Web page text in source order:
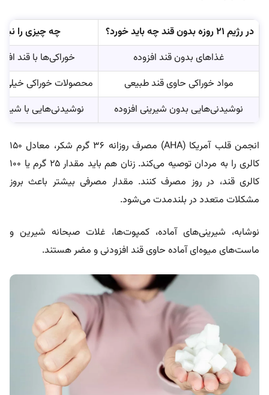
در رژیم ۲۱ روزه بدون قند چه باید خورد؟
چه چیزی را
غذاهای بدون قند افزوده
خوراکی‌ها با قند
مواد خوراکی حاوی قند طبیعی
محصولات خوراکی
نوشیدنی‌هایی بدون شیرینی افزوده
نوشیدنی‌هایی با
انجمن قلب آمریکا (AHA) مصرف روزانه ۳۶ گرم شکر، معادل ۱۵۰
کالری را به مردان توصیه می‌کند. زنان هم باید مقدار ۲۵ گرم یا ۱۰۰
کالری قند، در روز مصرف کنند. مقدار مصرفی بیشتر باعث بروز
مشکلات متعدد در بلندمدت می‌شود.
نوشابه، شیرینی‌های آماده، کمپوت‌ها، غلات صبحانه شیرین و
ماست‌های میوه‌ای آماده حاوی قند افزودنی و مضر هستند.